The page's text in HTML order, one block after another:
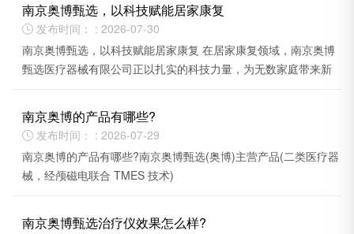
南京奥博甄选，以科技赋能居家康复
 发布时间： : 2026-07-30
南京奥博甄选，以科技赋能居家康复 在居家康复领域，南京奥博
甄选医疗器械有限公司正以扎实的科技力量，为无数家庭带来新
南京奥博的产品有哪些?
 发布时间： : 2026-07-29
南京奥博的产品有哪些?南京奥博甄选(奥博)主营产品(二类医疗器
械，经颅磁电联合 TMES 技术)
南京奥博甄选治疗仪效果怎么样?